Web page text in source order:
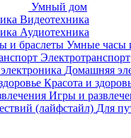
Умный дом
Видеотехника
Аудиотехника
Умные часы
Электротранспорт
Домашняя
Красота и
Игры и
Для